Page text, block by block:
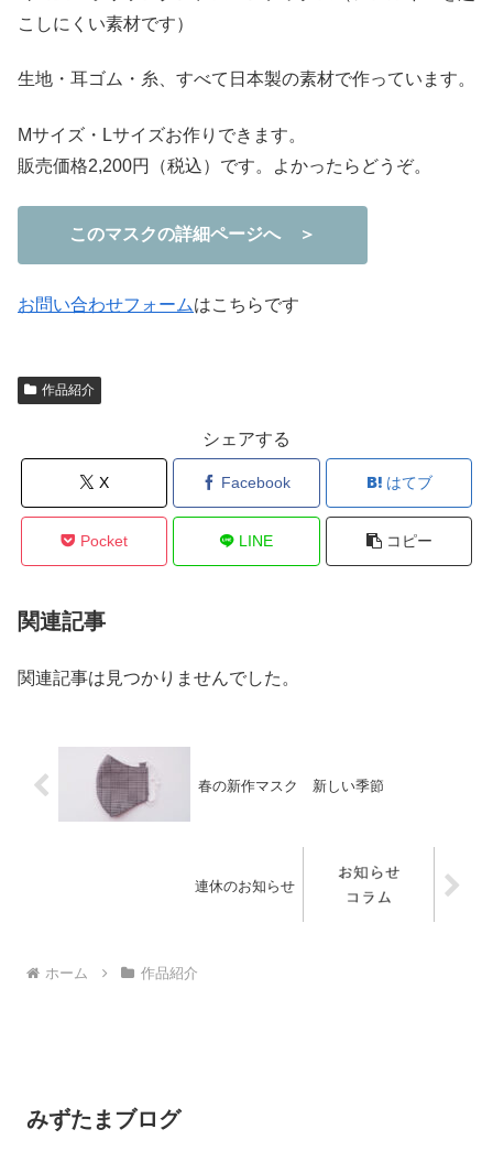
こしにくい素材です）
生地・耳ゴム・糸、すべて日本製の素材で作っています。
Mサイズ・Lサイズお作りできます。
販売価格2,200円（税込）です。よかったらどうぞ。
このマスクの詳細ページへ ＞
お問い合わせフォームはこちらです
作品紹介
シェアする
X Facebook はてブ
Pocket LINE コピー
関連記事
関連記事は見つかりませんでした。
春の新作マスク 新しい季節
連休のお知らせ
ホーム 作品紹介
みずたまブログ